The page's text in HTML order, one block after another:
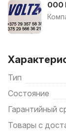
ООО
Тип
Состояние
Гарантийный
Товары с